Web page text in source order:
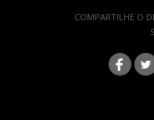
COMPARTILHE O